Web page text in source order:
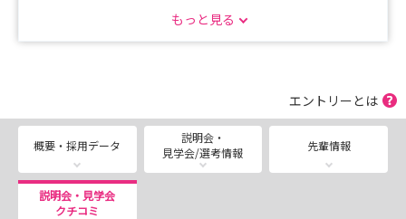
皆様のご応募お待ちしております！
もっと見る
エントリーとは
概要・採用データ
説明会・
見学会/選考情報
先輩情報
説明会・見学会
クチコミ